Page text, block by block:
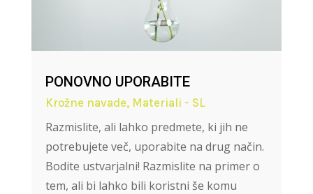
PONOVNO UPORABITE
Krožne navade, Materiali - SL
Razmislite, ali lahko predmete, ki jih ne
potrebujete več, uporabite na drug način.
Bodite ustvarjalni! Razmislite na primer o
tem, ali bi lahko bili koristni še komu